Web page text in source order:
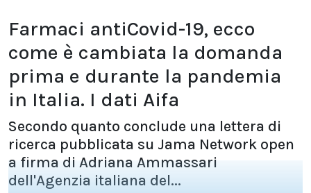
Farmaci antiCovid-19, ecco
come è cambiata la domanda
prima e durante la pandemia
in Italia. I dati Aifa
Secondo quanto conclude una lettera di
ricerca pubblicata su Jama Network open
a firma di Adriana Ammassari
dell'Agenzia italiana del...